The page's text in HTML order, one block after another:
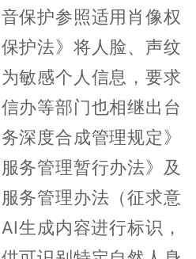
保护参照适用肖像权
护法》将人脸、声纹
敏感个人信息，要求
办等部门也相继出台
深度合成管理规定》
务管理暂行办法》及
务管理办法（征求意
生成内容进行标识，